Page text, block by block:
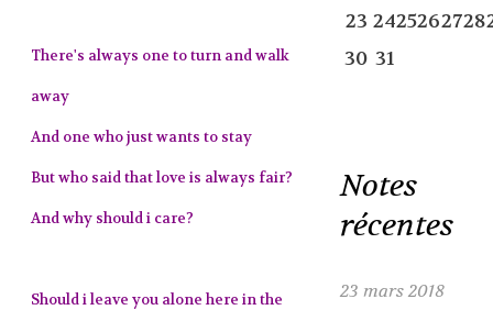
There's always one to turn and walk
away
And one who just wants to stay
But who said that love is always fair?
And why should i care?
Should i leave you alone here in the
23 2425262728
30 31
Notes
récentes
23 mars 2018